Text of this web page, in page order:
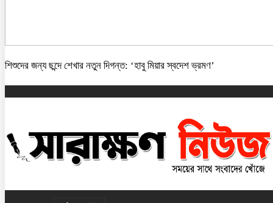
শিশুদের জন্য ছন্দে শেখার নতুন দিগন্ত: ‘হাবু মিয়ার স্বদেশ ভ্রমণ’